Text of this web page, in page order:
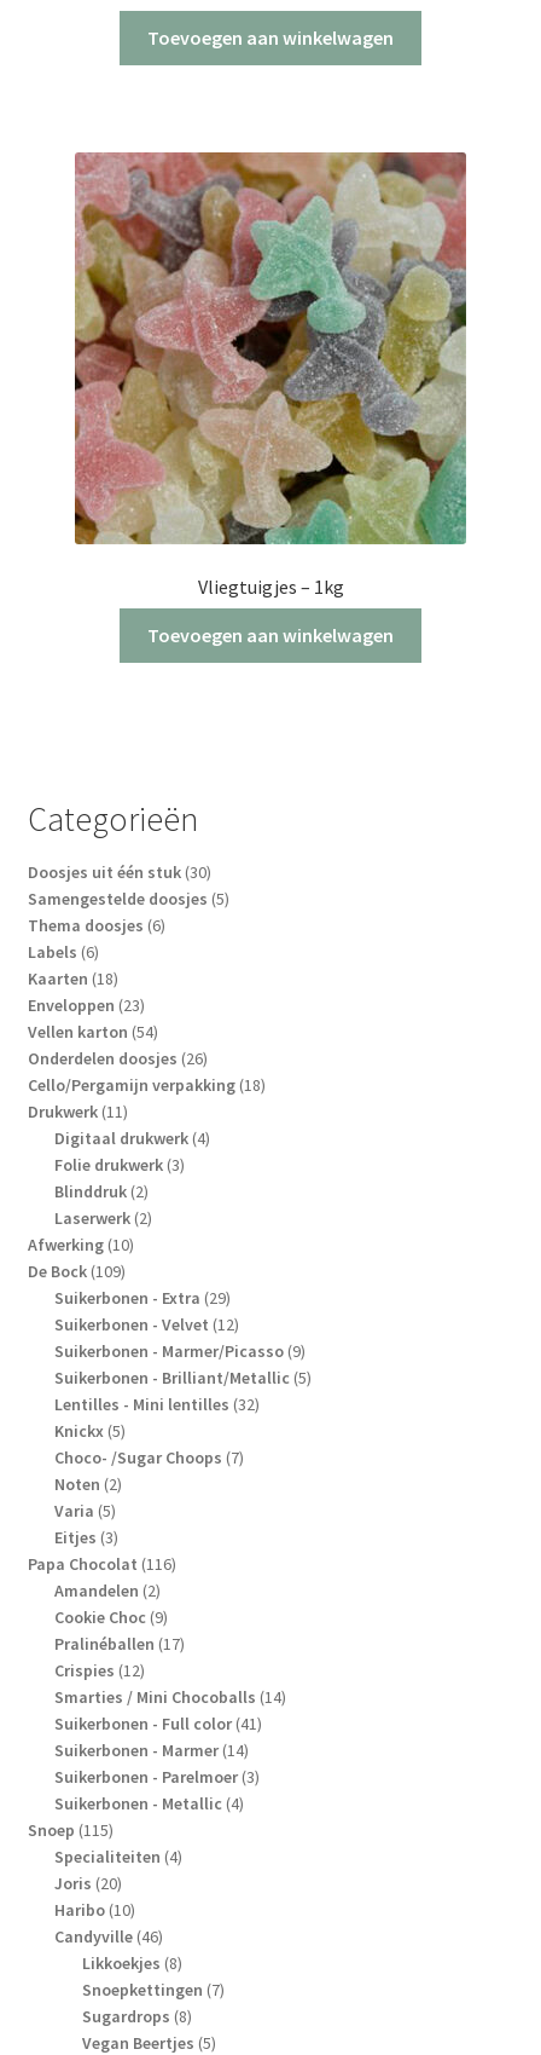
Toevoegen aan winkelwagen
Vliegtuigjes – 1kg
Toevoegen aan winkelwagen
Categorieën
Doosjes uit één stuk 3030
producten
Samengestelde doosjes 55
Thema doosjes 66
Labels 66
producten
Kaarten 1818
producten
Enveloppen 2323
producten
Vellen karton 5454
producten
Onderdelen doosjes 2626
producten
Cello/Pergamijn verpakking 1818
Drukwerk 1111
producten
Digitaal drukwerk 44
Folie drukwerk 33
Blinddruk 22
producten
Laserwerk 22
Afwerking 1010
De Bock 109109
producten
Suikerbonen - Extra 2929
producten
Suikerbonen - Velvet 1212
producten
Suikerbonen - Marmer/Picasso 99
producten
Suikerbonen - Brilliant/Metallic 55
Lentilles - Mini lentilles 3232
Knickx 55
producten
Choco- /Sugar Choops 77
Noten 22
Varia 55
producten
Eitjes 33
producten
Papa Chocolat 116116
Amandelen 22
producten
Cookie Choc 99
producten
Pralinéballen 1717
Crispies 1212
producten
Smarties / Mini Chocoballs 1414
Suikerbonen - Full color 4141
Suikerbonen - Marmer 1414
producten
Suikerbonen - Parelmoer 33
Suikerbonen - Metallic 44
Snoep 115115
producten
Specialiteiten 44
Joris 2020
producten
Haribo 1010
producten
Candyville 4646
producten
Likkoekjes 88
producten
Snoepkettingen 77
Sugardrops 88
producten
Vegan Beertjes 55